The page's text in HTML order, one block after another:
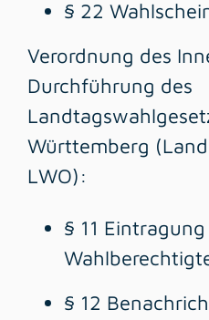
§ 22
Verordnung des
Durchführung des
Württemberg
LWO):
§ 11
§ 12